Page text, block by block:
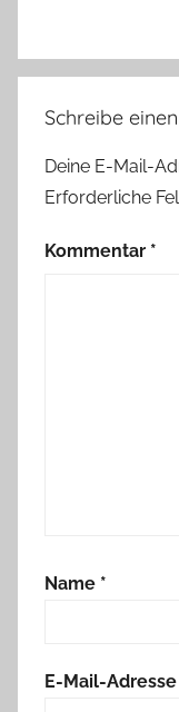
Schreibe
Deine E-Mail-
Erforderliche
Kommentar *
Name *
E-Mail-Adresse